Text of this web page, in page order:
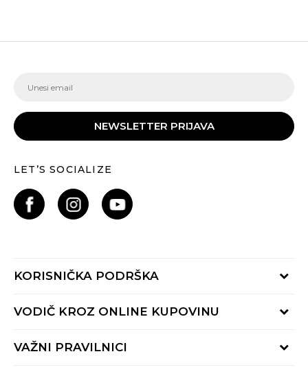
NEWSLETTER PRIJAVA
LET’S SOCIALIZE
KORISNIČKA PODRŠKA
Provjeri status porudžbine
Radno vrijeme 9-16h
VODIČ KROZ ONLINE KUPOVINU
Načini isporuke
VAŽNI PRAVILNICI